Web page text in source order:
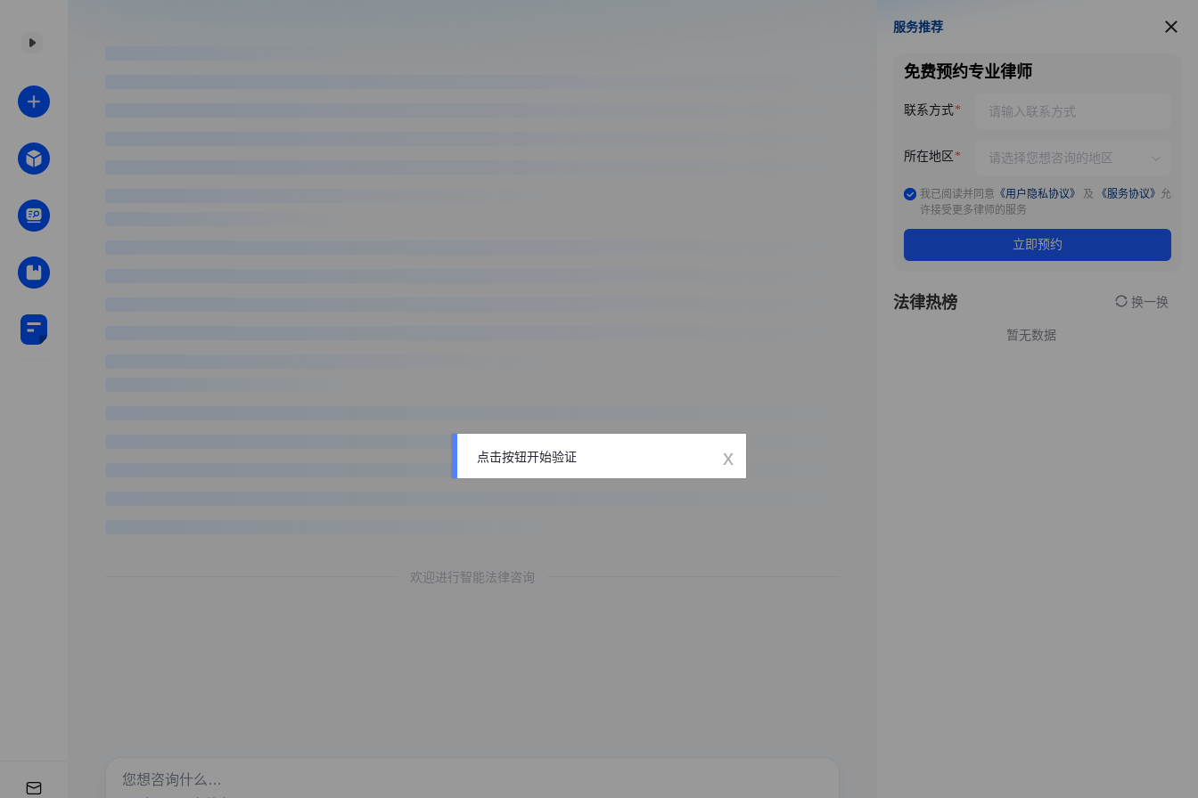
欢迎进行智能法律咨询
服务推荐
服务推荐
免费预约专业律师
联系方式
所在地区
我已阅读并同意 《用户隐私协议》 及 《服务协议》 允
许接受更多律师的服务
立即预约
法律热榜 换一换
暂无数据
点击按钮开始验证 x